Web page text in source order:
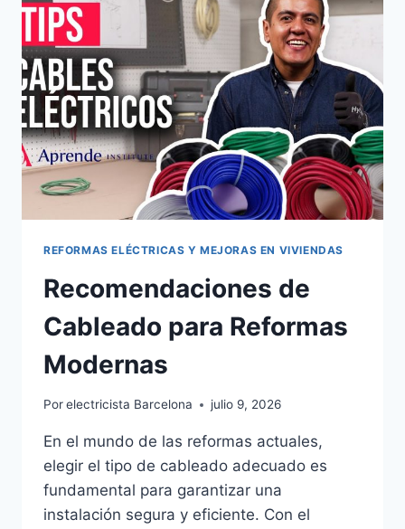
REFORMAS ELÉCTRICAS Y MEJORAS EN VIVIENDAS
Recomendaciones de
Cableado para Reformas
Modernas
Porelectricista Barcelona julio 9, 2026
En el mundo de las reformas actuales,
elegir el tipo de cableado adecuado es
fundamental para garantizar una
instalación segura y eficiente. Con el